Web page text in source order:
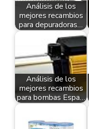
Análisis de los
mejores recambios
para depuradoras…
Análisis de los
mejores recambios
para bombas Espa…